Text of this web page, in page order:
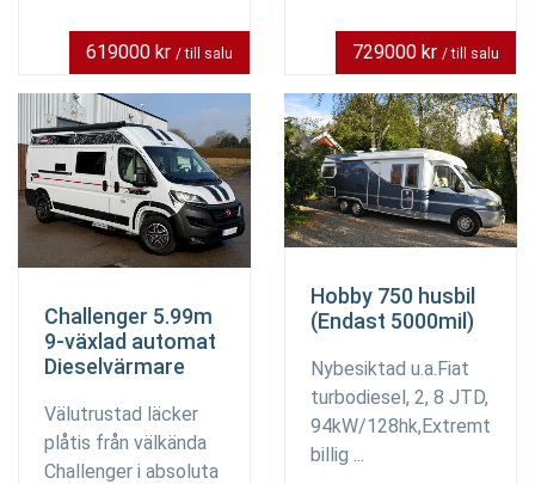
619000 kr / till salu 729000 kr / till salu
Challenger 5.99m
9-växlad automat
Dieselvärmare
Välutrustad läcker
plåtis från välkända
Challenger i absoluta
Hobby 750 husbil
(Endast 5000mil)
Nybesiktad u.a.Fiat
turbodiesel, 2, 8 JTD,
94kW/128hk,Extremt
billig ...